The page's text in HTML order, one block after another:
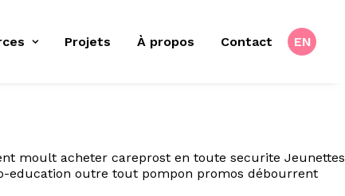
Projets À propos Contact EN
moult acheter careprost en toute securite Jeunettes
education outre tout pompon promos débourrent